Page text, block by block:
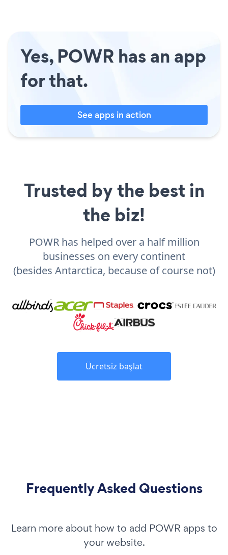
Yes, POWR has an app
for that.
See apps in action
Trusted by the best in
the biz!
POWR has helped over a half million
businesses on every continent
(besides Antarctica, because of course not)
Ücretsiz başlat
Frequently Asked Questions
Learn more about how to add POWR apps to
your website.